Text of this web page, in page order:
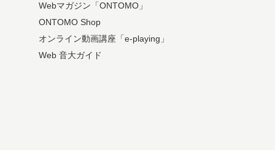
Webマガジン「ONTOMO」
ONTOMO Shop
オンライン動画講座「e-playing」
Web 音大ガイド